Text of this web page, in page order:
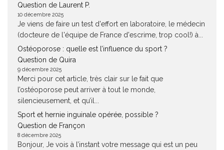
Question de Laurent P.
10 décembre 2025
Je viens de faire un test d'effort en laboratoire, le médecin
(docteure de l'équipe de France d'escrime, trop cool!) à...
Ostéoporose : quelle est l’influence du sport ?
Question de Quira
9 décembre 2025
Merci pour cet article, très clair sur le fait que
l’ostéoporose peut arriver à tout le monde,
silencieusement, et qu’il...
Sport et hernie inguinale opérée, possible ?
Question de Françon
8 décembre 2025
Bonjour, Je vois à l’instant votre message qui est un peu